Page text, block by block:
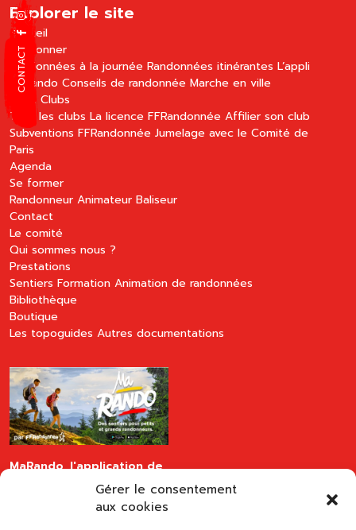
Gérer le consentement
aux cookies
CONTACT
Explorer le site
Accueil
Randonner
Randonnées à la journée Randonnées itinérantes L’appli
MaRando Conseils de randonnée Marche en ville
Côté Clubs
Tous les clubs La licence FFRandonnée Affilier son club
Subventions FFRandonnée Jumelage avec le Comité de
Paris
Agenda
Se former
Randonneur Animateur Baliseur
Contact
Le comité
Qui sommes nous ?
Prestations
Sentiers Formation Animation de randonnées
Bibliothèque
Boutique
Les topoguides Autres documentations
MaRando, l'application de
la FFRandonnée
disponible sur les stores